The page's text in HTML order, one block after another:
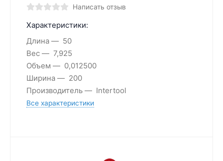
Написать отзыв
Характеристики:
Длина
50
Вес
7,925
Объем
0,012500
Ширина
200
Производитель
Intertool
Все характеристики